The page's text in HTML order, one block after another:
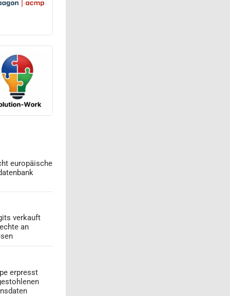
europäische
verkauft
an
erpresst